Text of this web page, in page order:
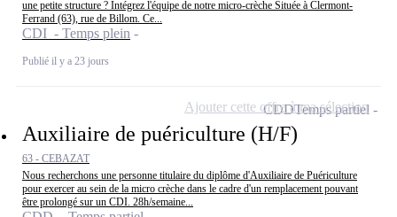
une petite structure ? Intégrez l'équipe de notre micro-crèche Située à Clermont-
Ferrand (63), rue de Billom. Ce...
CDI - Temps plein
Publié il y a 23 jours
Auxiliaire de puériculture (H/F)
63 - CEBAZAT
Nous recherchons une personne titulaire du diplôme d'Auxiliaire de Puériculture
pour exercer au sein de la micro crèche dans le cadre d'un remplacement pouvant
être prolongé sur un CDI. 28h/semaine...
CDDTemps partiel
Ajouter cette offre à ma sélection